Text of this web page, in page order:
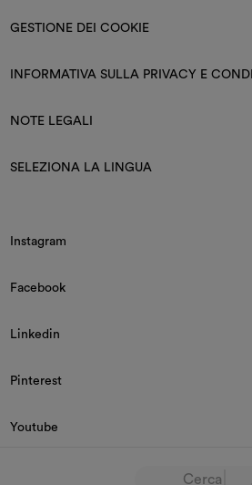
GESTIONE DEI COOKIE
INFORMATIVA SULLA PRIVACY E
NOTE LEGALI
SELEZIONA LA LINGUA
Instagram
Facebook
Linkedin
Pinterest
Youtube
© 2026 Dedar P.IVA